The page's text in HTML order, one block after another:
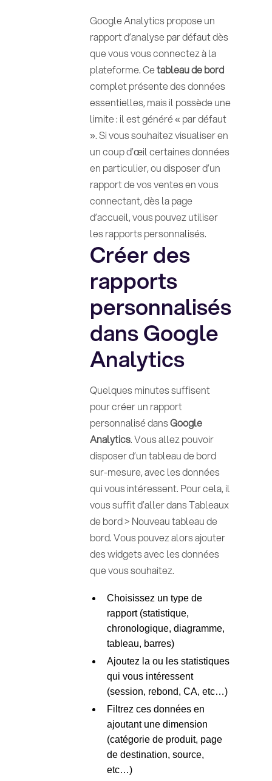
Google Analytics propose un
rapport d’analyse par défaut dès
que vous vous connectez à la
plateforme. Cetableau de bord
complet présente des données
essentielles, mais il possède une
limite : il est généré « par défaut
». Si vous souhaitez visualiser en
un coup d’œil certaines données
en particulier, ou disposer d’un
rapport de vos ventes en vous
connectant, dès la page
d’accueil, vous pouvez utiliser
les rapports personnalisés.
Créer des
rapports
personnalisés
dans Google
Analytics
Quelques minutes suffisent
pour créer un rapport
personnalisé dansGoogle
Analytics. Vous allez pouvoir
disposer d’un tableau de bord
sur-mesure, avec les données
qui vous intéressent. Pour cela, il
vous suffit d’aller dans Tableaux
de bord > Nouveau tableau de
bord. Vous pouvez alors ajouter
des widgets avec les données
que vous souhaitez.
Choisissez un type de
rapport (statistique,
chronologique, diagramme,
tableau, barres)
Ajoutez la ou les statistiques
qui vous intéressent
(session, rebond, CA, etc…)
Filtrez ces données en
ajoutant une dimension
(catégorie de produit, page
de destination, source,
etc…)